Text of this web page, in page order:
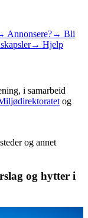
Annonsere?→ Bli
→ Hjelp
i samarbeid
og
og annet
og hytter i